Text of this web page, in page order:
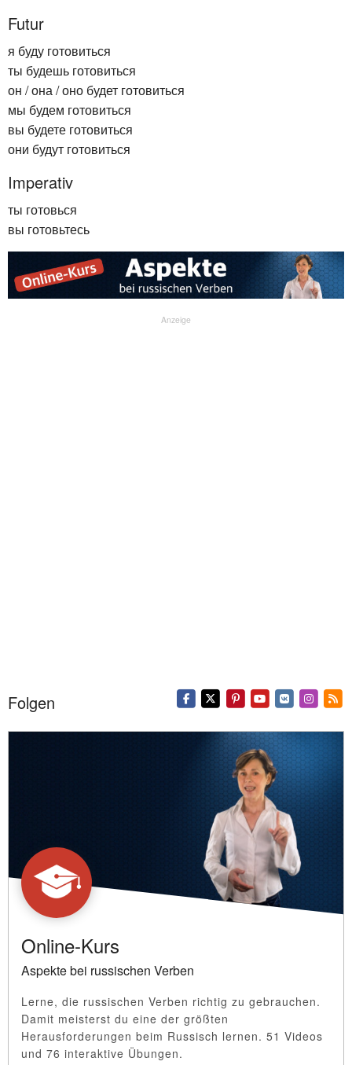
Futur
я буду готовиться
ты будешь готовиться
он / она / оно будет готовиться
мы будем готовиться
вы будете готовиться
они будут готовиться
Imperativ
ты готовься
вы готовьтесь
Anzeige
Folgen
Online-Kurs
Aspekte bei russischen Verben
Lerne, die russischen Verben richtig zu gebrauchen.
Damit meisterst du eine der größten
Herausforderungen beim Russisch lernen. 51 Videos
und 76 interaktive Übungen.